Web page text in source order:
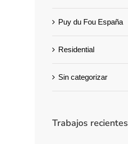
Puy du Fou España
Residential
Sin categorizar
Trabajos recientes